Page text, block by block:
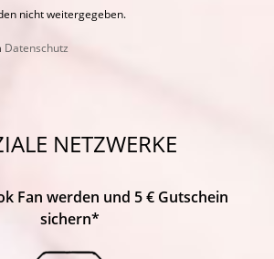
nicht weitergegeben.
Datenschutz
NETZWERKE
Fan werden und 5 € Gutschein
sichern*